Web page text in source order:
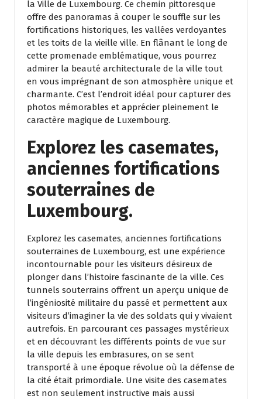
la Ville de Luxembourg. Ce chemin pittoresque
offre des panoramas à couper le souffle sur les
fortifications historiques, les vallées verdoyantes
et les toits de la vieille ville. En flânant le long de
cette promenade emblématique, vous pourrez
admirer la beauté architecturale de la ville tout
en vous imprégnant de son atmosphère unique et
charmante. C’est l’endroit idéal pour capturer des
photos mémorables et apprécier pleinement le
caractère magique de Luxembourg.
Explorez les casemates,
anciennes fortifications
souterraines de
Luxembourg.
Explorez les casemates, anciennes fortifications
souterraines de Luxembourg, est une expérience
incontournable pour les visiteurs désireux de
plonger dans l’histoire fascinante de la ville. Ces
tunnels souterrains offrent un aperçu unique de
l’ingéniosité militaire du passé et permettent aux
visiteurs d’imaginer la vie des soldats qui y vivaient
autrefois. En parcourant ces passages mystérieux
et en découvrant les différents points de vue sur
la ville depuis les embrasures, on se sent
transporté à une époque révolue où la défense de
la cité était primordiale. Une visite des casemates
est non seulement instructive mais aussi